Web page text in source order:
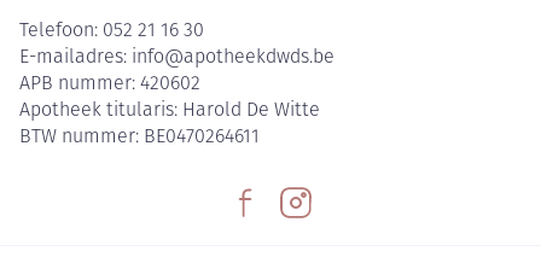
Telefoon: 052 21 16 30
E-mailadres: info@apotheekdwds.be
APB nummer: 420602
Apotheek titularis: Harold De Witte
BTW nummer: BE0470264611